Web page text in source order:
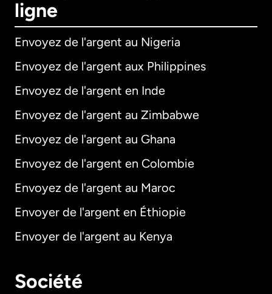
ligne
Envoyez de l'argent au Nigeria
Envoyez de l'argent aux Philippines
Envoyez de l'argent en Inde
Envoyez de l'argent au Zimbabwe
Envoyez de l'argent au Ghana
Envoyez de l'argent en Colombie
Envoyez de l'argent au Maroc
Envoyer de l'argent en Éthiopie
Envoyer de l'argent au Kenya
Société